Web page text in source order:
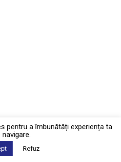
pentru a îmbunătăți experiența ta
navigare.
Refuz